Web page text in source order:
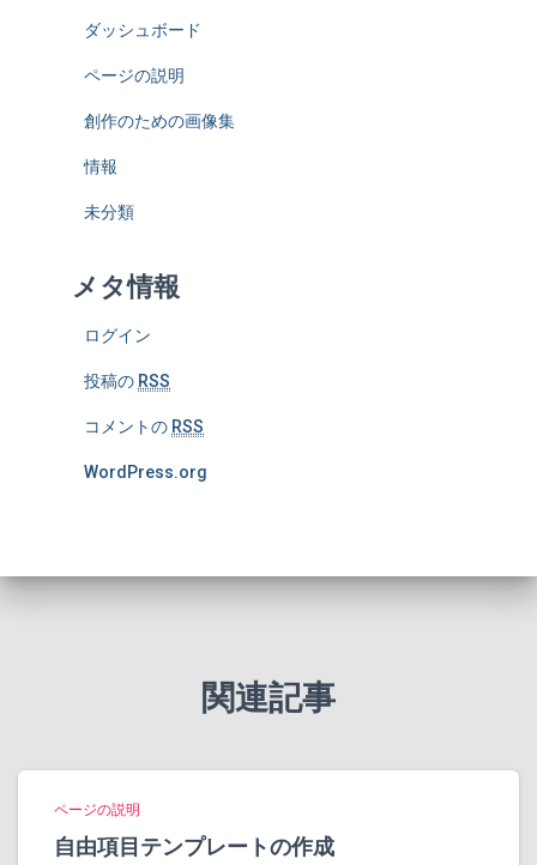
ダッシュボード
ページの説明
創作のための画像集
情報
未分類
メタ情報
ログイン
投稿の RSS
コメントの RSS
WordPress.org
関連記事
ページの説明
自由項目テンプレートの作成